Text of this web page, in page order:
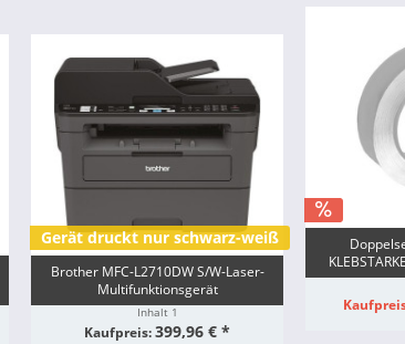
Gerät druckt nur schwarz-weiß
Brother MFC-L2710DW S/W-Laser-
Multifunktionsgerät
Inhalt 1
Kaufpreis:399,96 € *